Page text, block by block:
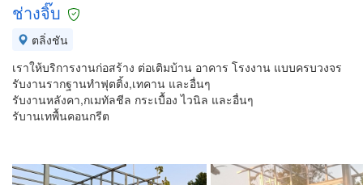
ช่างจิ๊บ
ตลิ่งชัน
เราให้บริการงานก่อสร้าง ต่อเติมบ้าน อาคาร โรงงาน แบบครบวงจร
รับงานรากฐานทำฟุตติ้ง,เทคาน และอื่นๆ
รับงานหลังคา,กเมทัลชีล กระเบื้อง ไวนิล และอื่นๆ
รับานเทพื้นคอนกรีต